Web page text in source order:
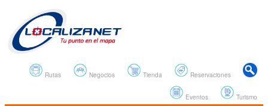
Reservaciones
Tienda
Negocios
Rutas
Turismo
Eventos